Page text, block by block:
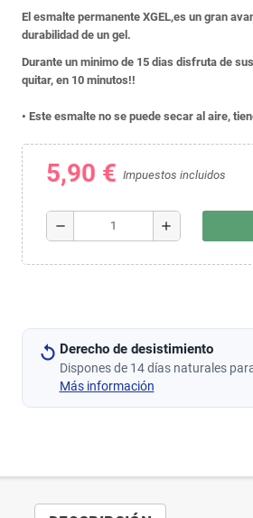
El esmalte permanente XGEL,es un gran
durabilidad de un gel.
Durante un minimo de 15 dias disfruta de
quitar, en 10 minutos!!
• Este esmalte no se puede secar al aire,
5,90 € Impuestos incluidos
remove add
Derecho de desistimiento
Dispones de 14 días naturales
Más información